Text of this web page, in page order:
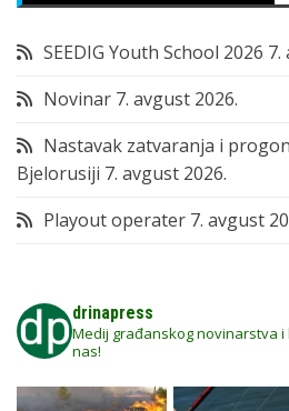
SEEDIG Youth School 2026 7.
Novinar 7. avgust 2026.
Nastavak zatvaranja i
Bjelorusiji 7. avgust 2026.
Playout operater 7. avgust
drinapress
Medij građanskog novinarstva
nas!